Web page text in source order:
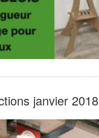
janvier 2018